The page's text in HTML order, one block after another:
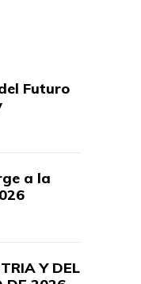
Futuro
a la
Y DEL